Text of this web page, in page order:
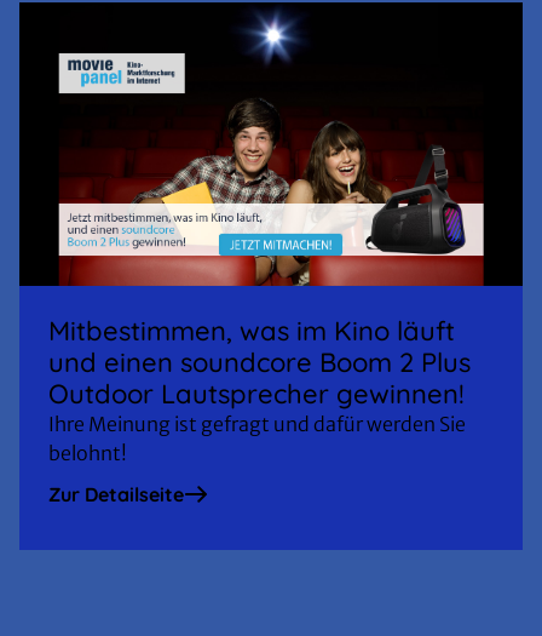
Mitbestimmen, was im Kino läuft
und einen soundcore Boom 2 Plus
Outdoor Lautsprecher gewinnen!
Ihre Meinung ist gefragt und dafür werden Sie
belohnt!
Zur Detailseite